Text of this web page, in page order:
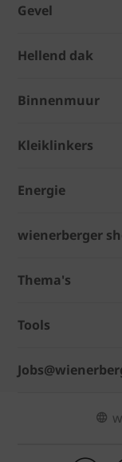
Gevel
Hellend dak
Binnenmuur
Kleiklinkers
Energie
wienerberger
Thema's
Tools